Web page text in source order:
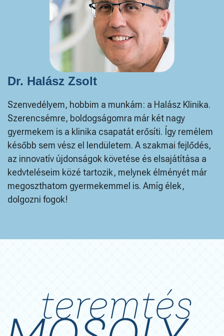
Dr. Halász Zsolt
Szenvedélyem, hobbim a munkám: a Halász Klinika.
Szerencsémre, boldogságomra már két nagy
gyermekem is a klinika csapatát erősíti. Így remélem
később sem vész el lendületem. A szakmai fejlődés,
az innovatív újdonságok követése és elsajátítása a
kedvteléseim közé tartozik, melynek élményét már
megoszthatom gyermekemmel is. Amíg élek,
dolgozni fogok!